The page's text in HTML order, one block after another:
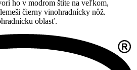
ho v modrom štíte na veľkom,
čierny vinohradnícky nôž.
oblasť.